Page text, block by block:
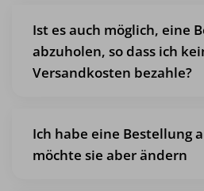
Ist es auch möglich, eine
abzuholen, so dass ich
Versandkosten bezahle?
Ich habe eine Bestellung
möchte sie aber ändern